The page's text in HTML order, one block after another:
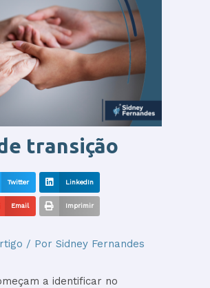
transição
Twitter LinkedIn
Email Imprimir
/ Por Sidney Fernandes
a identificar no